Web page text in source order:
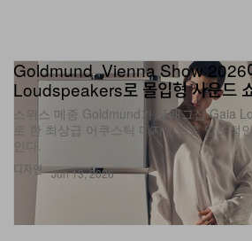
디자인
Goldmund, Vienna Show 2026
Loudspeakers로 몰입형 사운드
스위스 메종 Goldmund가 플래그십 Gaia
로 한 최상급 어쿠스틱 디자인으로 압도적
인다.
Jun 13, 2026